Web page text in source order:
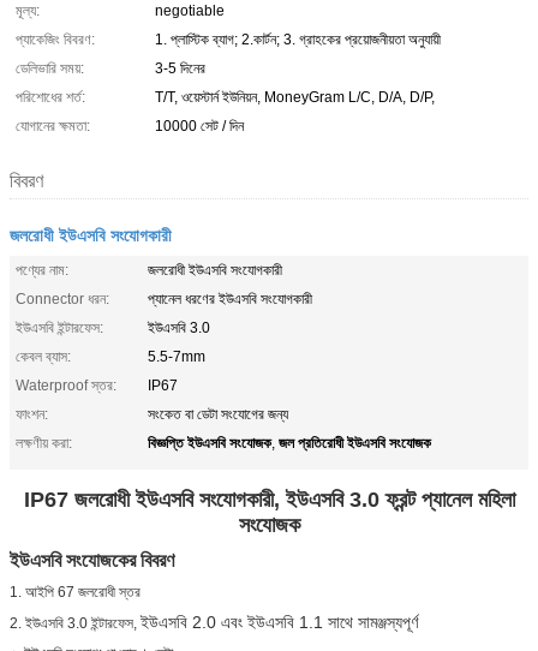
মূল্য:
negotiable
প্যাকেজিং বিবরণ:
1. প্লাস্টিক ব্যাগ; 2.কার্টন; 3. গ্রাহকের প্রয়োজনীয়তা অনুযায়ী
ডেলিভারি সময়:
3-5 দিনের
পরিশোধের শর্ত:
T/T, ওয়েস্টার্ন ইউনিয়ন, MoneyGram L/C, D/A, D/P,
যোগানের ক্ষমতা:
10000 সেট / দিন
বিবরণ
জলরোধী ইউএসবি সংযোগকারী
পণ্যের নাম:
জলরোধী ইউএসবি সংযোগকারী
Connector ধরন:
প্যানেল ধরণের ইউএসবি সংযোগকারী
ইউএসবি ইন্টারফেস:
ইউএসবি 3.0
কেবল ব্যাস:
5.5-7mm
Waterproof স্তর:
IP67
ফাংশন:
সংকেত বা ডেটা সংযোগের জন্য
লক্ষণীয় করা:
বিজ্ঞপ্তি ইউএসবি সংযোজক, জল প্রতিরোধী ইউএসবি সংযোজক
IP67 জলরোধী ইউএসবি সংযোগকারী, ইউএসবি 3.0 ফ্রন্ট প্যানেল মহিলা
সংযোজক
ইউএসবি সংযোজকের বিবরণ
1. আইপি 67 জলরোধী স্তর
2. ইউএসবি 3.0 ইন্টারফেস, ইউএসবি 2.0 এবং ইউএসবি 1.1 সাথে সামঞ্জস্যপূর্ণ